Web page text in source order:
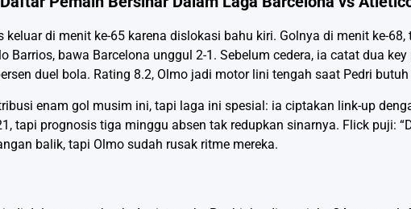
di menit ke-65 karena dislokasi bahu kiri. Golnya di menit ke-68,
bawa Barcelona unggul 2-1. Sebelum cedera, ia catat dua key
duel bola. Rating 8.2, Olmo jadi motor lini tengah saat Pedri
enam gol musim ini, tapi laga ini spesial: ia ciptakan link-up
tapi prognosis tiga minggu absen tak redupkan sinarnya. Flick puji:
balik, tapi Olmo sudah rusak ritme mereka.